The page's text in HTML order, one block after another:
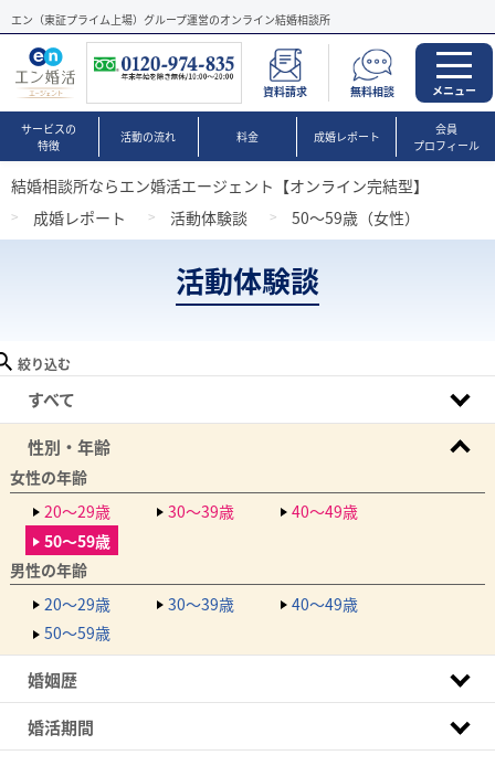
エン（東証プライム上場）グループ運営のオンライン結婚相談所
資料請求 無料相談 メニュー
サービスの
特徴
活動の流れ 料金 成婚レポート
会員
プロフィール
結婚相談所ならエン婚活エージェント【オンライン完結型】
成婚レポート
活動体験談 50～59歳（女性）
活動体験談
絞り込む
すべて
性別・年齢
女性の年齢
20～29歳
30～39歳
40～49歳
50～59歳
男性の年齢
20～29歳
30～39歳
40～49歳
50～59歳
婚姻歴
婚活期間